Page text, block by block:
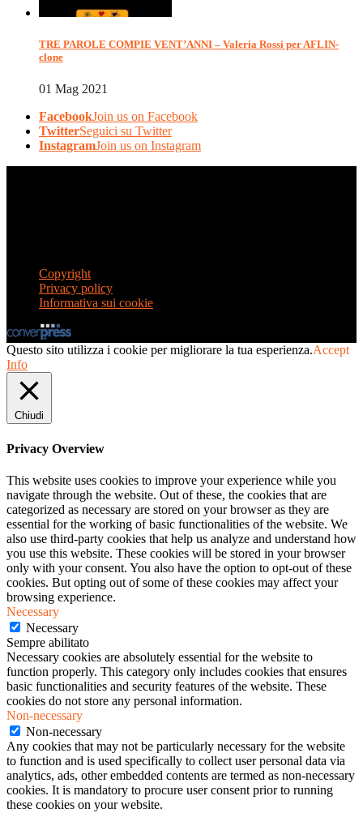
TRE PAROLE COMPIE VENT’ANNI – Valeria Rossi per AFLIN-
clone
01 Mag 2021
FacebookJoin us on Facebook
TwitterSeguici su Twitter
InstagramJoin us on Instagram
Copyright
Privacy policy
Informativa sui cookie
Questo sito utilizza i cookie per migliorare la tua esperienza.Accept
Info
Chiudi
Privacy Overview
This website uses cookies to improve your experience while you
navigate through the website. Out of these, the cookies that are
categorized as necessary are stored on your browser as they are
essential for the working of basic functionalities of the website. We
also use third-party cookies that help us analyze and understand how
you use this website. These cookies will be stored in your browser
only with your consent. You also have the option to opt-out of these
cookies. But opting out of some of these cookies may affect your
browsing experience.
Necessary
Necessary
Sempre abilitato
Necessary cookies are absolutely essential for the website to
function properly. This category only includes cookies that ensures
basic functionalities and security features of the website. These
cookies do not store any personal information.
Non-necessary
Non-necessary
Any cookies that may not be particularly necessary for the website
to function and is used specifically to collect user personal data via
analytics, ads, other embedded contents are termed as non-necessary
cookies. It is mandatory to procure user consent prior to running
these cookies on your website.